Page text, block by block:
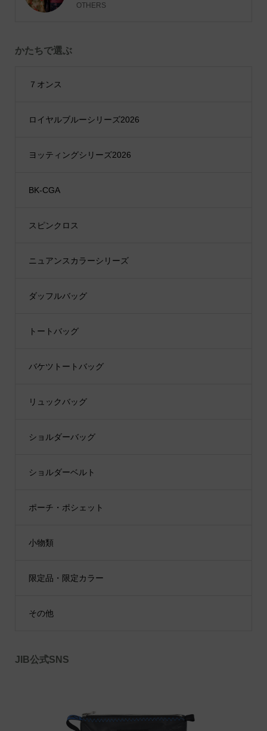
OTHERS
かたちで選ぶ
７オンス
ロイヤルブルーシリーズ2026
ヨッティングシリーズ2026
BK-CGA
スピンクロス
ニュアンスカラーシリーズ
ダッフルバッグ
トートバッグ
バケツトートバッグ
リュックバッグ
ショルダーバッグ
ショルダーベルト
ポーチ・ポシェット
小物類
限定品・限定カラー
その他
JIB公式SNS